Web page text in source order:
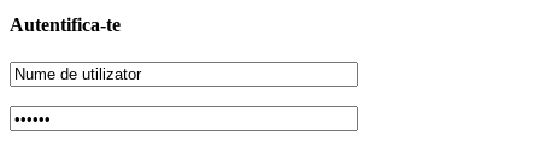
Autentifica-te